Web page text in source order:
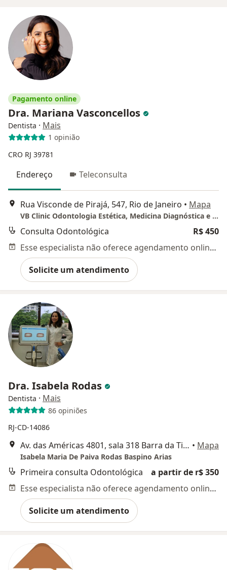
Pagamento online
Dra. Mariana Vasconcellos
Dentista · Mais
1 opinião
CRO RJ 39781
Endereço Teleconsulta
Rua Visconde de Pirajá, 547, Rio de Janeiro • Mapa
VB Clinic Odontologia Estética, Medicina Diagnóstica e Cirurgia
Consulta Odontológica
R$ 450
Esse especialista não oferece agendamento online para esse endereço.
Solicite um atendimento
Dra. Isabela Rodas
Dentista · Mais
86 opiniões
RJ-CD-14086
Av. das Américas 4801, sala 318 Barra da Tijuca, Rio de Janeiro • Mapa
Isabela Maria De Paiva Rodas Baspino Arias
Primeira consulta Odontológica
a partir de r$ 350
Esse especialista não oferece agendamento online para esse endereço.
Solicite um atendimento